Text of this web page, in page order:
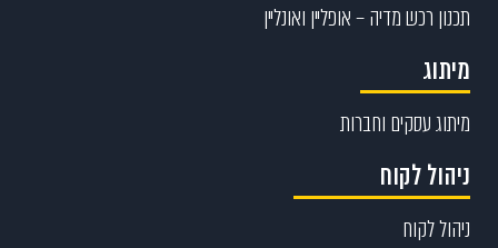
תכנון רכש מדיה – אופליין ואונליין
מיתוג
מיתוג עסקים וחברות
ניהול לקוח
ניהול לקוח